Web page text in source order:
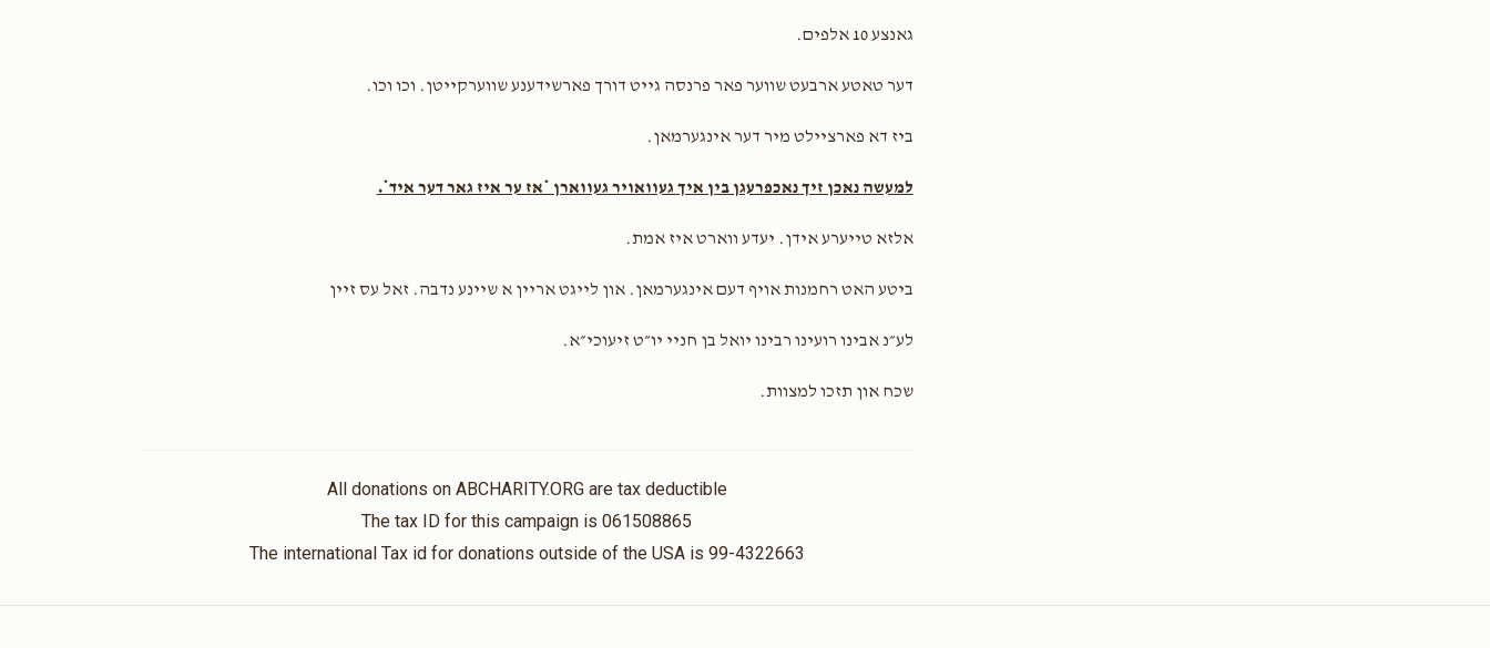
גאנצע 10 אלפים.
דער טאטע ארבעט שווער פאר פרנסה גייט דורך פארשידענע שווערקייטן. וכו וכו.
ביז דא פארציילט מיר דער אינגערמאן.
למעשה נאכן זיך נאכפרעגן בין איך געוואויר געווארן *אז ער איז גאר דער איד*.
אלזא טייערע אידן. יעדע ווארט איז אמת.
ביטע האט רחמנות אויף דעם אינגערמאן. און לייגט אריין א שיינע נדבה. זאל עס זיין
לע״נ אבינו רועינו רבינו יואל בן חניי יו״ט זיעוכי״א.
שכח און תזכו למצוות.
All donations on ABCHARITY.ORG are tax deductible
The tax ID for this campaign is 061508865
The international Tax id for donations outside of the USA is 99-4322663